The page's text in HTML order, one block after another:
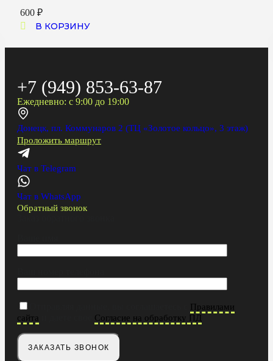
600 ₽
В КОРЗИНУ
+7 (949) 853-63-87
Ежедневно: с 9:00 до 19:00
Донецк, пл. Коммунаров 2 (ТЦ «Золотое кольцо», 3 этаж)
Проложить маршрут
Чат в Telegram
Чат в WhatsApp
Обратный звонок
Правилами
сайта
Согласие на обработку ПД